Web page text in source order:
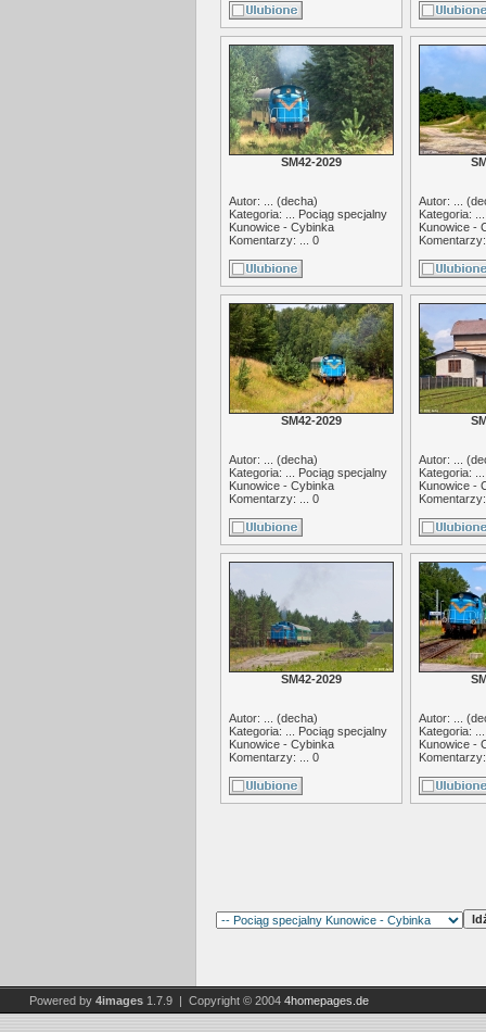
SM42-2029
Autor: ... (decha)
Kategoria: ... Pociąg specjalny
Kunowice - Cybinka
Komentarzy: ... 0
Autor: ... (
Kategoria:
Kunowice -
SM42-2029
Autor: ... (decha)
Kategoria: ... Pociąg specjalny
Kunowice - Cybinka
Komentarzy: ... 0
Autor: ... (
Kategoria:
Kunowice -
SM42-2029
Autor: ... (decha)
Kategoria: ... Pociąg specjalny
Kunowice - Cybinka
Komentarzy: ... 0
Autor: ... (
Kategoria:
Kunowice -
Powered by 4images 1.7.9 | Copyright © 2004 4homepages.de